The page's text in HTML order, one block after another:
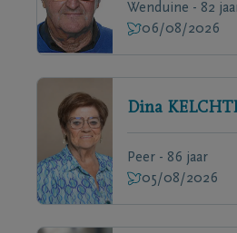
Wenduine - 82
06/08/2026
Dina
Peer - 86 jaar
05/08/2026